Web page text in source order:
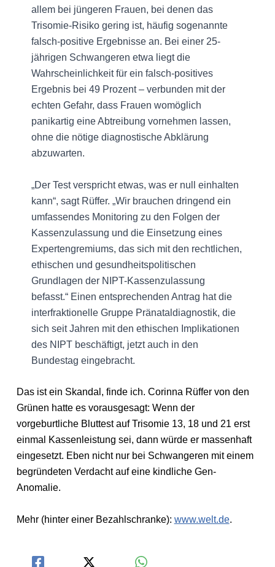
allem bei jüngeren Frauen, bei denen das
Trisomie-Risiko gering ist, häufig sogenannte
falsch-positive Ergebnisse an. Bei einer 25-
jährigen Schwangeren etwa liegt die
Wahrscheinlichkeit für ein falsch-positives
Ergebnis bei 49 Prozent – verbunden mit der
echten Gefahr, dass Frauen womöglich
panikartig eine Abtreibung vornehmen lassen,
ohne die nötige diagnostische Abklärung
abzuwarten.
„Der Test verspricht etwas, was er null einhalten
kann“, sagt Rüffer. „Wir brauchen dringend ein
umfassendes Monitoring zu den Folgen der
Kassenzulassung und die Einsetzung eines
Expertengremiums, das sich mit den rechtlichen,
ethischen und gesundheitspolitischen
Grundlagen der NIPT-Kassenzulassung
befasst.“ Einen entsprechenden Antrag hat die
interfraktionelle Gruppe Pränataldiagnostik, die
sich seit Jahren mit den ethischen Implikationen
des NIPT beschäftigt, jetzt auch in den
Bundestag eingebracht.
Das ist ein Skandal, finde ich. Corinna Rüffer von den
Grünen hatte es vorausgesagt: Wenn der
vorgeburtliche Bluttest auf Trisomie 13, 18 und 21 erst
einmal Kassenleistung sei, dann würde er massenhaft
eingesetzt. Eben nicht nur bei Schwangeren mit einem
begründeten Verdacht auf eine kindliche Gen-
Anomalie.
Mehr (hinter einer Bezahlschranke): www.welt.de.